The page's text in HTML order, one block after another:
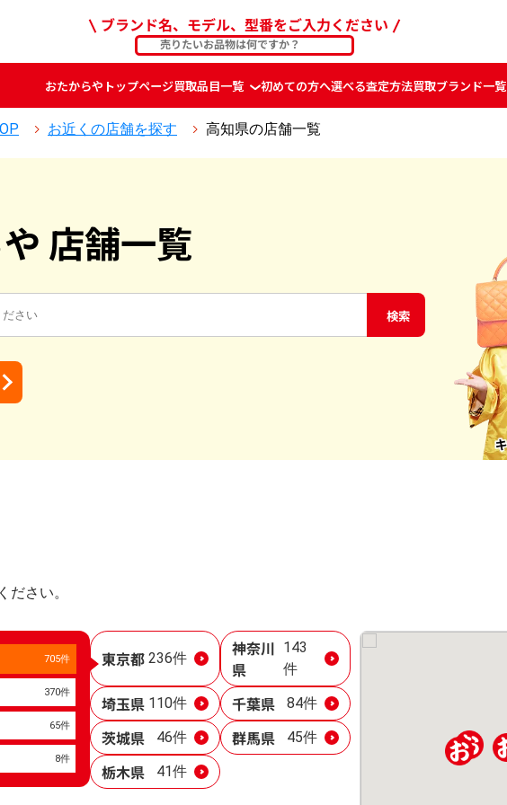
ブランド名、モデル、型番をご入力ください
おたからや トップページ買取品目一覧 初めての方へ選べる査定方法買取ブランド一覧
お近くの店舗を探す 高知県の店舗一覧
店舗一覧
検索
ださい。
705件
370件
65件
8件
東京都 236件
神奈川
県
143
件
埼玉県 110件 千葉県 84件
茨城県 46件 群馬県 45件
栃木県 41件